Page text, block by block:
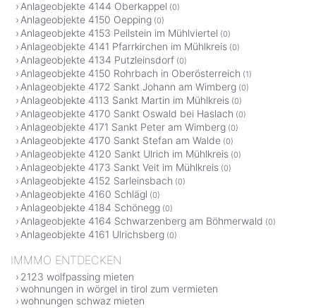
Anlageobjekte 4144 Oberkappel (0)
Anlageobjekte 4150 Oepping (0)
Anlageobjekte 4153 Peilstein im Mühlviertel (0)
Anlageobjekte 4141 Pfarrkirchen im Mühlkreis (0)
Anlageobjekte 4134 Putzleinsdorf (0)
Anlageobjekte 4150 Rohrbach in Oberösterreich (1)
Anlageobjekte 4172 Sankt Johann am Wimberg (0)
Anlageobjekte 4113 Sankt Martin im Mühlkreis (0)
Anlageobjekte 4170 Sankt Oswald bei Haslach (0)
Anlageobjekte 4171 Sankt Peter am Wimberg (0)
Anlageobjekte 4170 Sankt Stefan am Walde (0)
Anlageobjekte 4120 Sankt Ulrich im Mühlkreis (0)
Anlageobjekte 4173 Sankt Veit im Mühlkreis (0)
Anlageobjekte 4152 Sarleinsbach (0)
Anlageobjekte 4160 Schlägl (0)
Anlageobjekte 4184 Schönegg (0)
Anlageobjekte 4164 Schwarzenberg am Böhmerwald (0)
Anlageobjekte 4161 Ulrichsberg (0)
IMMMO ENTDECKEN
2123 wolfpassing mieten
wohnungen in wörgel in tirol zum vermieten
wohnungen schwaz mieten